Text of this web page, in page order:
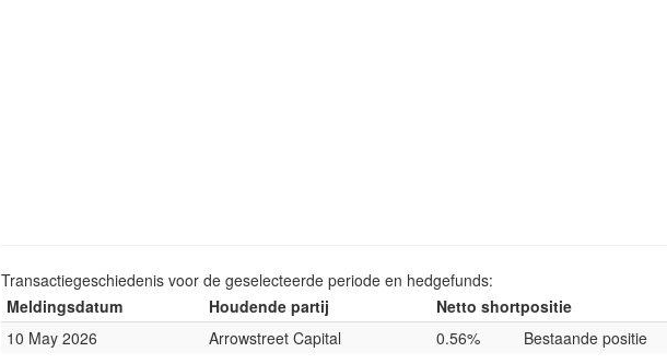
Transactiegeschiedenis voor de geselecteerde periode en hedgefunds:
Meldingsdatum
Houdende partij
Netto shortpositie
10 May 2026
Arrowstreet Capital 0.56% Bestaande positie